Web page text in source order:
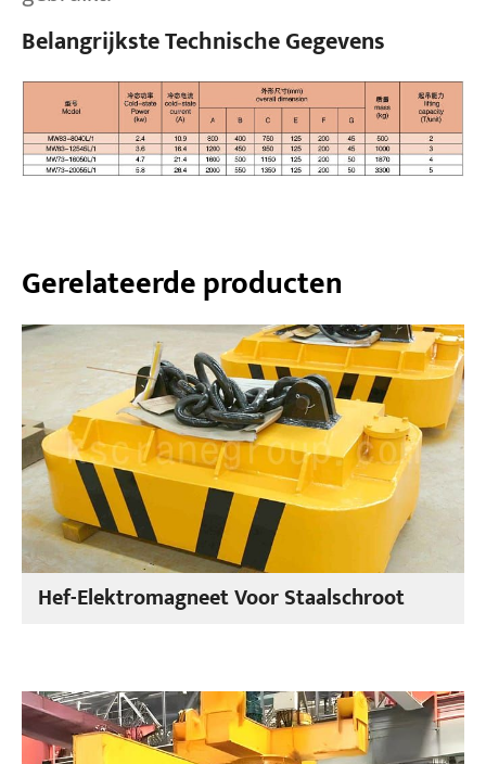
Belangrijkste Technische Gegevens
Gerelateerde producten
Hef-Elektromagneet Voor Staalschroot